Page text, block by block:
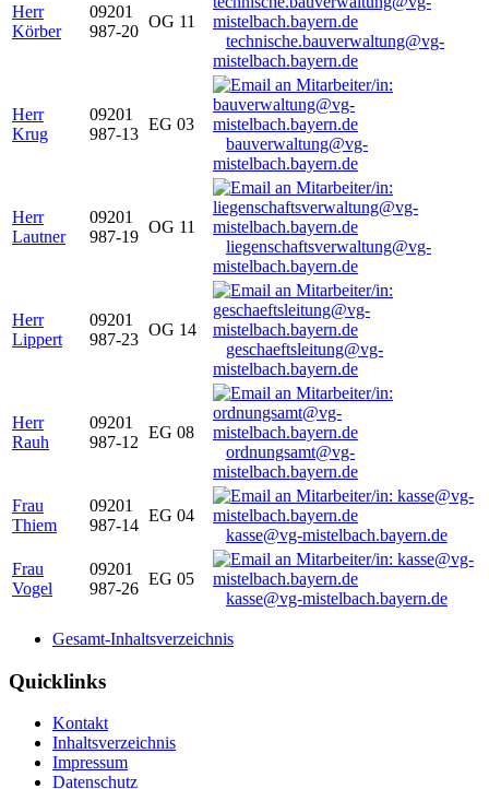
Herr
Körber
09201
987-20
OG 11
technische.bauverwaltung@vg-
mistelbach.bayern.de
Herr
Krug
09201
987-13
EG 03
bauverwaltung@vg-
mistelbach.bayern.de
Herr
Lautner
09201
987-19
OG 11
liegenschaftsverwaltung@vg-
mistelbach.bayern.de
Herr
Lippert
09201
987-23
OG 14
geschaeftsleitung@vg-
mistelbach.bayern.de
Herr
Rauh
09201
987-12
EG 08
ordnungsamt@vg-
mistelbach.bayern.de
Frau
Thiem
09201
987-14
EG 04
kasse@vg-mistelbach.bayern.de
Frau
Vogel
09201
987-26
EG 05
kasse@vg-mistelbach.bayern.de
Gesamt-Inhaltsverzeichnis
Quicklinks
Kontakt
Inhaltsverzeichnis
Impressum
Datenschutz